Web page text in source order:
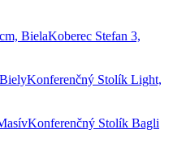
Koberec Stefan 3,
Konferenčný Stolík Light,
Konferenčný Stolík Bagli